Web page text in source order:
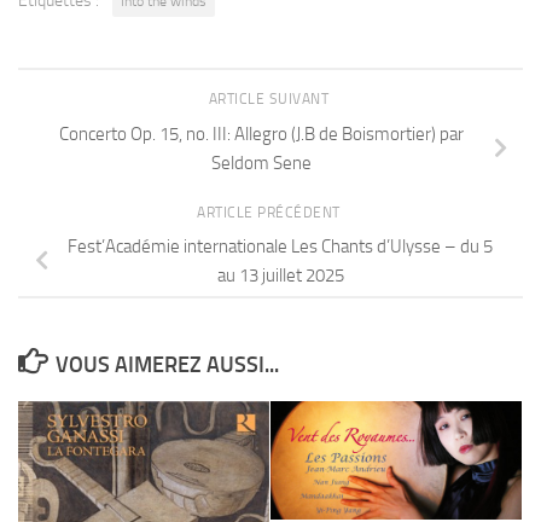
ARTICLE SUIVANT
Concerto Op. 15, no. III: Allegro (J.B de Boismortier) par
Seldom Sene
ARTICLE PRÉCÉDENT
Fest’Académie internationale Les Chants d’Ulysse – du 5
au 13 juillet 2025
VOUS AIMEREZ AUSSI...